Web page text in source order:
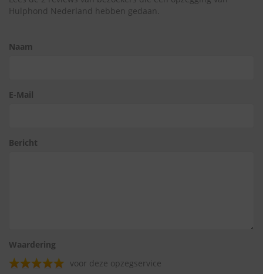
Hulphond Nederland hebben gedaan.
Naam
E-Mail
Bericht
Waardering
voor deze opzegservice